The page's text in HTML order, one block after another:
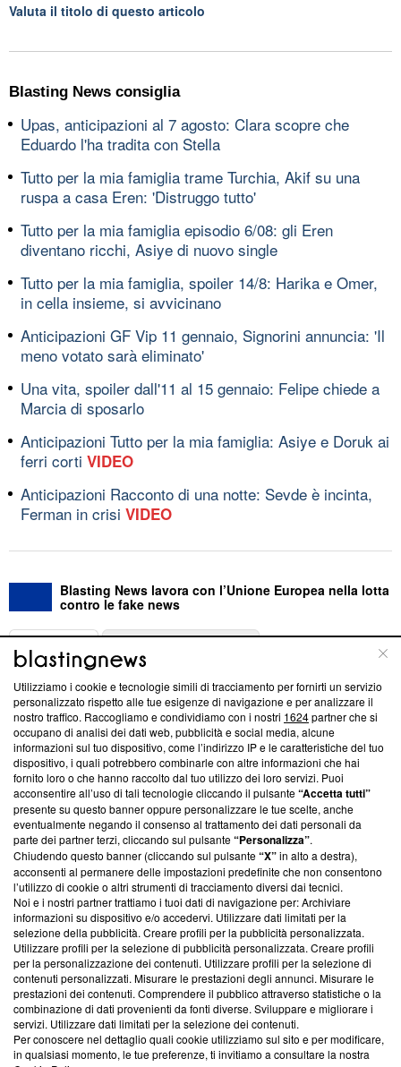
Valuta il titolo di questo articolo
Blasting News consiglia
Upas, anticipazioni al 7 agosto: Clara scopre che
Eduardo l'ha tradita con Stella
Tutto per la mia famiglia trame Turchia, Akif su una
ruspa a casa Eren: 'Distruggo tutto'
Tutto per la mia famiglia episodio 6/08: gli Eren
diventano ricchi, Asiye di nuovo single
Tutto per la mia famiglia, spoiler 14/8: Harika e Omer,
in cella insieme, si avvicinano
Anticipazioni GF Vip 11 gennaio, Signorini annuncia: 'Il
meno votato sarà eliminato'
Una vita, spoiler dall'11 al 15 gennaio: Felipe chiede a
Marcia di sposarlo
Anticipazioni Tutto per la mia famiglia: Asiye e Doruk ai
ferri corti VIDEO
Anticipazioni Racconto di una notte: Sevde è incinta,
Ferman in crisi VIDEO
Blasting News lavora con l’Unione Europea nella lotta
contro le fake news
ABOUT
Questa sezione offre informazioni trasparenti su Blasting
News, sui nostri processi editoriali e su come ci impegniamo a
creare news di qualità. Inoltre, afferma la nostra aderenza a
‘Trust Project - News with Integrity’Blasting News non è
ancora membro del programma, ma ha richiesto di farne
parte; Trust Project non ha ancora effettuato una verifica di
conformità agli standard.
Su di noi
Team editoriale
Corporate
Redazione
Informativa Privacy
Cookie Policy
Blasting SA, IDI CHE-247.845.224, Via Carlo Frasca, 3 - 6900
Lugano (Svizzera) Tel:+39 0690258937
Utilizziamo i cookie e tecnologie simili di tracciamento per fornirti un servizio
personalizzato rispetto alle tue esigenze di navigazione e per analizzare il
nostro traffico. Raccogliamo e condividiamo con i nostri 1624partner che si
occupano di analisi dei dati web, pubblicità e social media, alcune
informazioni sul tuo dispositivo, come l’indirizzo IP e le caratteristiche del tuo
dispositivo, i quali potrebbero combinarle con altre informazioni che hai
fornito loro o che hanno raccolto dal tuo utilizzo dei loro servizi. Puoi
acconsentire all’uso di tali tecnologie cliccando il pulsante“Accetta tutti”
presente su questo banner oppure personalizzare le tue scelte, anche
eventualmente negando il consenso al trattamento dei dati personali da
parte dei partner terzi, cliccando sul pulsante“Personalizza”.
Chiudendo questo banner (cliccando sul pulsante“X”in alto a destra),
acconsenti al permanere delle impostazioni predefinite che non consentono
l’utilizzo di cookie o altri strumenti di tracciamento diversi dai tecnici.
Noi e i nostri partner trattiamo i tuoi dati di navigazione per: Archiviare
informazioni su dispositivo e/o accedervi. Utilizzare dati limitati per la
selezione della pubblicità. Creare profili per la pubblicità personalizzata.
Utilizzare profili per la selezione di pubblicità personalizzata. Creare profili
per la personalizzazione dei contenuti. Utilizzare profili per la selezione di
contenuti personalizzati. Misurare le prestazioni degli annunci. Misurare le
prestazioni dei contenuti. Comprendere il pubblico attraverso statistiche o la
combinazione di dati provenienti da fonti diverse. Sviluppare e migliorare i
servizi. Utilizzare dati limitati per la selezione dei contenuti.
Per conoscere nel dettaglio quali cookie utilizziamo sul sito e per modificare,
in qualsiasi momento, le tue preferenze, ti invitiamo a consultare la nostra